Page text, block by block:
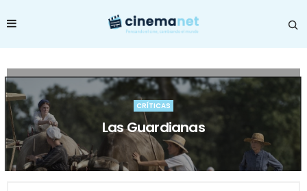
CRÍTICAS
Las Guardianas